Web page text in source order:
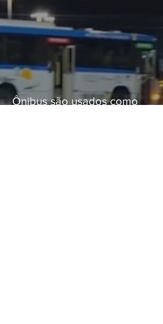
Ônibus são usados como